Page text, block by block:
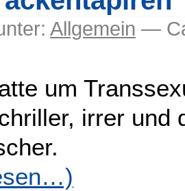
Allgemein —
um
irrer und